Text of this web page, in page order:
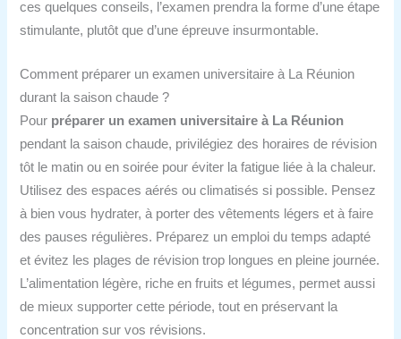
ces quelques conseils, l’examen prendra la forme d’une étape
stimulante, plutôt que d’une épreuve insurmontable.
Comment préparer un examen universitaire à La Réunion
durant la saison chaude ?
Pour préparer un examen universitaire à La Réunion
pendant la saison chaude, privilégiez des horaires de révision
tôt le matin ou en soirée pour éviter la fatigue liée à la chaleur.
Utilisez des espaces aérés ou climatisés si possible. Pensez
à bien vous hydrater, à porter des vêtements légers et à faire
des pauses régulières. Préparez un emploi du temps adapté
et évitez les plages de révision trop longues en pleine journée.
L’alimentation légère, riche en fruits et légumes, permet aussi
de mieux supporter cette période, tout en préservant la
concentration sur vos révisions.